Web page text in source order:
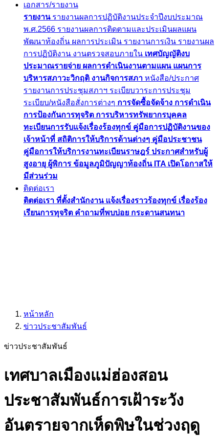
เอกสาร/รายงาน
รายงาน รายงานผลการปฏิบัติงานประจำปีงบประมาณ
พ.ศ.2566 รายงานผลการติดตามและประเมินผลแผน
พัฒนาท้องถิ่น ผลการประเมิน รายงานการเงิน รายงานผล
การปฏิบัติงาน งานตรวจสอบภายใน เทศบัญญัติงบ
ประมาณรายจ่าย ผลการดำเนินงานตามแผน แผนการ
บริหารสภาวะวิกฤติ งานกิจการสภา หนังสือ/ประกาศ
รายงานการประชุมสภาฯ ระเบียบวาระการประชุม
ระเบียบ/หนังสือสั่งการต่างๆ การจัดซื้อจัดจ้าง การดำเนิน
การป้องกันการทุจริต การบริหารทรัพยากรบุคคล
ทะเบียนการรับแจ้งเรื่องร้องทุกข์ คู่มือการปฏิบัติงานของ
เจ้าหน้าที่ สถิติการให้บริการด้านต่างๆ คู่มือประชาชน
คู่มือการให้บริการงานทะเบียนราษฎร์ ประกาศสำหรับผู้
สูงอายุ ผู้พิการ ข้อมูลภูมิปัญญาท้องถิ่น ITA เปิดโอกาสให้
มีส่วนร่วม
ติดต่อเรา
ติตต่อเรา ที่ตั้งสำนักงาน แจ้งเรื่องราวร้องทุกข์ เรื่องร้อง
เรียนการทุจริต คำถามที่พบบ่อย กระดานสนทนา
หน้าหลัก
ข่าวประชาสัมพันธ์
ข่าวประชาสัมพันธ์
เทศบาลเมืองแม่ฮ่องสอน
ประชาสัมพันธ์การเฝ้าระวัง
อันตรายจากเห็ดพิษในช่วงฤดู